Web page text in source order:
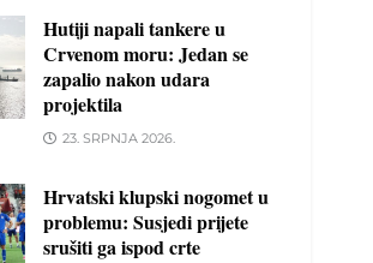
Hutiji napali tankere u
Crvenom moru: Jedan se
zapalio nakon udara
projektila
23. SRPNJA 2026.
Hrvatski klupski nogomet u
problemu: Susjedi prijete
srušiti ga ispod crte